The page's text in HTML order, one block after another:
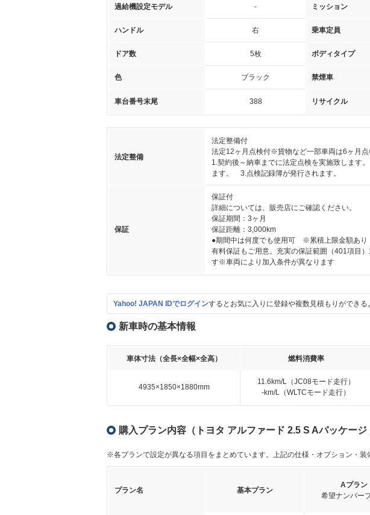
過給機設定モデル - ミッション
ハンドル 右 乗車定員
ドア数 5枚 ボディタイプ
色 ブラック 禁煙車
車台番号末尾 388 リサイクル
法定整備
法定整備付
法定12ヶ月点検付※貨物など一部車両は6ヶ月点
1.契約後～納車までに法定点検を実施致します
ます。 3.点検記録簿が発行されます。
保証
保証付
詳細については、販売店にご確認ください。
保証期間：3ヶ月
保証距離：3,000km
●期間中は何度でも使用可 ※累積上限金額あ
有料保証もご用意。充実の保証範囲（401項目
す※車両により加入条件が異なります
Yahoo! JAPAN IDでログインするとお気に入りに登録や複数見積もりができる
新車時の基本情報
車体寸法（全長×全幅×全高） 燃料消費率
4935×1850×1880mm
11.6km/L（JC08モード走行）
-km/L（WLTCモード走行）
購入プラン内容（トヨタ アルファード 2.5 S Aパッケージ
※各プランで設定が異なる項目をまとめています。上記の仕様・オプション・装
プラン名 基本プラン
Aプラン
希望ナンバー